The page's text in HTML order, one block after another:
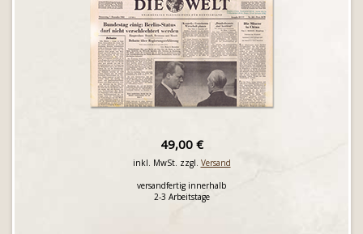
49,00 €
inkl. MwSt. zzgl. Versand
versandfertig innerhalb
2-3 Arbeitstage